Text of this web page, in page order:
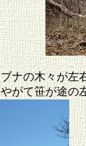
ブナの木々が左
やがて笹が途の